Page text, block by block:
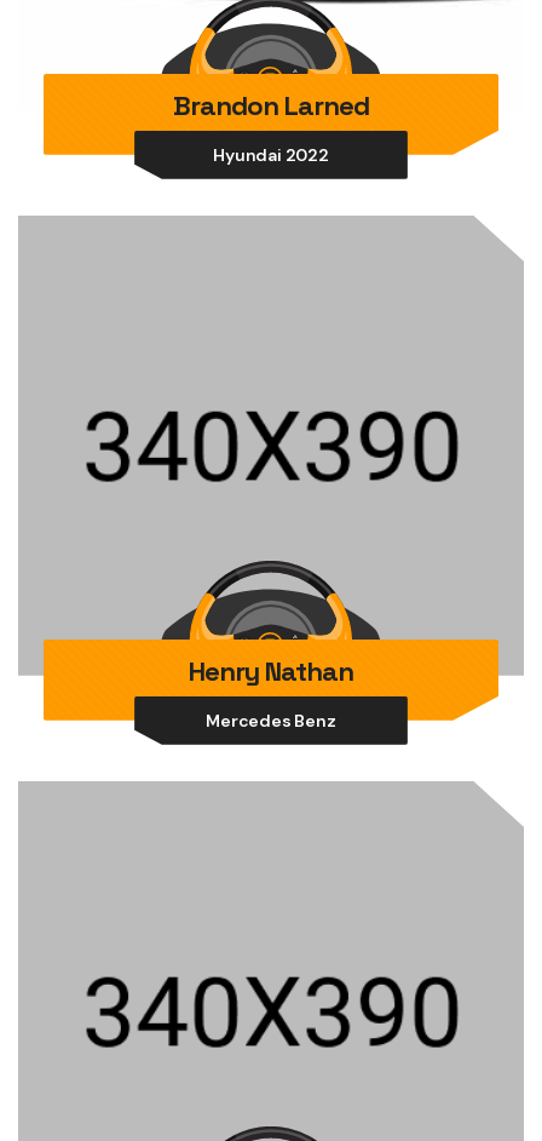
Brandon Larned
Hyundai 2022
Henry Nathan
Mercedes Benz